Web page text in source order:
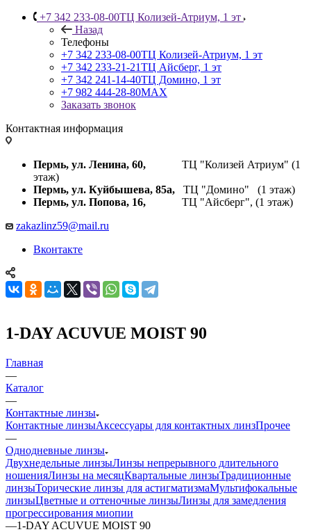
+7 342 233-08-00ТЦ Колизей-Атриум, 1 эт
Назад
Телефоны
+7 342 233-08-00ТЦ Колизей-Атриум, 1 эт
+7 342 233-21-21ТЦ Айсберг, 1 эт
+7 342 241-14-40ТЦ Домино, 1 эт
+7 982 444-28-80MAX
Заказать звонок
Контактная информация
Пермь, ул. Ленина, 60, ТЦ "Колизей Атриум" (1
этаж)
Пермь, ул. Куйбышева, 85а, ТЦ "Домино" (1 этаж)
Пермь, ул. Попова, 16, ТЦ "Айсберг", (1 этаж)
zakazlinz59@mail.ru
Вконтакте
1-DAY ACUVUE MOIST 90
Главная
—
Каталог
—
Контактные линзы
Контактные линзыАксессуары для контактных линзПрочее
—
Однодневные линзы
Двухнедельные линзыЛинзы непрерывного длительного
ношенияЛинзы на месяцКвартальные линзыТрадиционные
линзыТорические линзы для астигматизмаМультифокальные
линзыЦветные и оттеночные линзыЛинзы для замедления
прогрессирования миопии
—1-DAY ACUVUE MOIST 90